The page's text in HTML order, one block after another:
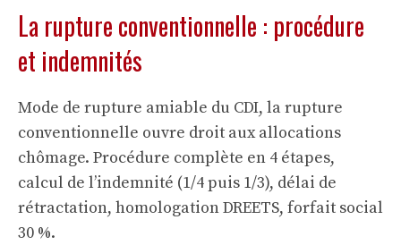
La rupture conventionnelle : procédure
et indemnités
Mode de rupture amiable du CDI, la rupture
conventionnelle ouvre droit aux allocations
chômage. Procédure complète en 4 étapes,
calcul de l’indemnité (1/4 puis 1/3), délai de
rétractation, homologation DREETS, forfait social
30 %.